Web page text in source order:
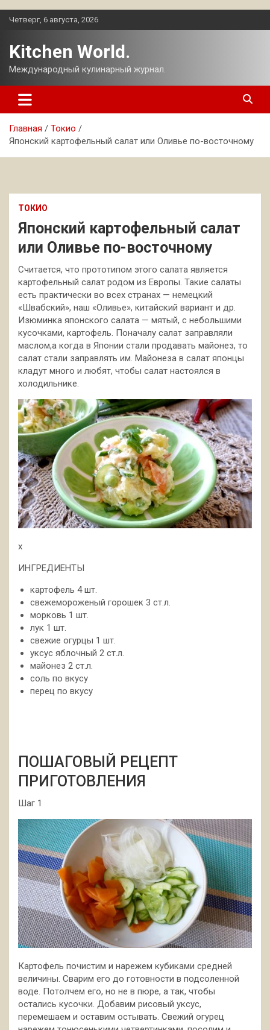
Перейти
Четверг, 6 августа, 2026
Kitchen World.
Международный кулинарный журнал.
Главная
Токио
Японский картофельный салат или Оливье по-восточному
ТОКИО
Японский картофельный салат
или Оливье по-восточному
Считается, что прототипом этого салата является
картофельный салат родом из Европы. Такие салаты
есть практически во всех странах — немецкий
«Швабский», наш «Оливье», китайский вариант и др.
Изюминка японского салата — мятый, с небольшими
кусочками, картофель. Поначалу салат заправляли
маслом,а когда в Японии стали продавать майонез, то
салат стали заправлять им. Майонеза в салат японцы
кладут много и любят, чтобы салат настоялся в
холодильнике.
x
ИНГРЕДИЕНТЫ
картофель 4 шт.
свежемороженый горошек 3 ст.л.
морковь 1 шт.
лук 1 шт.
свежие огурцы 1 шт.
уксус яблочный 2 ст.л.
майонез 2 ст.л.
соль по вкусу
перец по вкусу
ПОШАГОВЫЙ РЕЦЕПТ
ПРИГОТОВЛЕНИЯ
Шаг 1
Картофель почистим и нарежем кубиками средней
величины. Сварим его до готовности в подсоленной
воде. Потолчем его, но не в пюре, а так, чтобы
остались кусочки. Добавим рисовый уксус,
перемешаем и оставим остывать. Свежий огурец